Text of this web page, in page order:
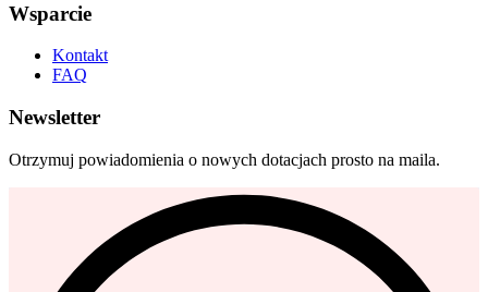
Wsparcie
Kontakt
FAQ
Newsletter
Otrzymuj powiadomienia o nowych dotacjach prosto na maila.